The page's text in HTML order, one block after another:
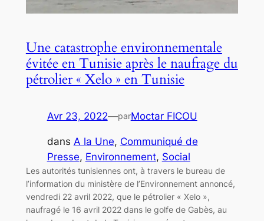
Une catastrophe environnementale
évitée en Tunisie après le naufrage du
pétrolier « Xelo » en Tunisie
Avr 23, 2022—parMoctar FICOU
dans A la Une, Communiqué de
Presse, Environnement, Social
Les autorités tunisiennes ont, à travers le bureau de
l’information du ministère de l’Environnement annoncé,
vendredi 22 avril 2022, que le pétrolier « Xelo »,
naufragé le 16 avril 2022 dans le golfe de Gabès, au